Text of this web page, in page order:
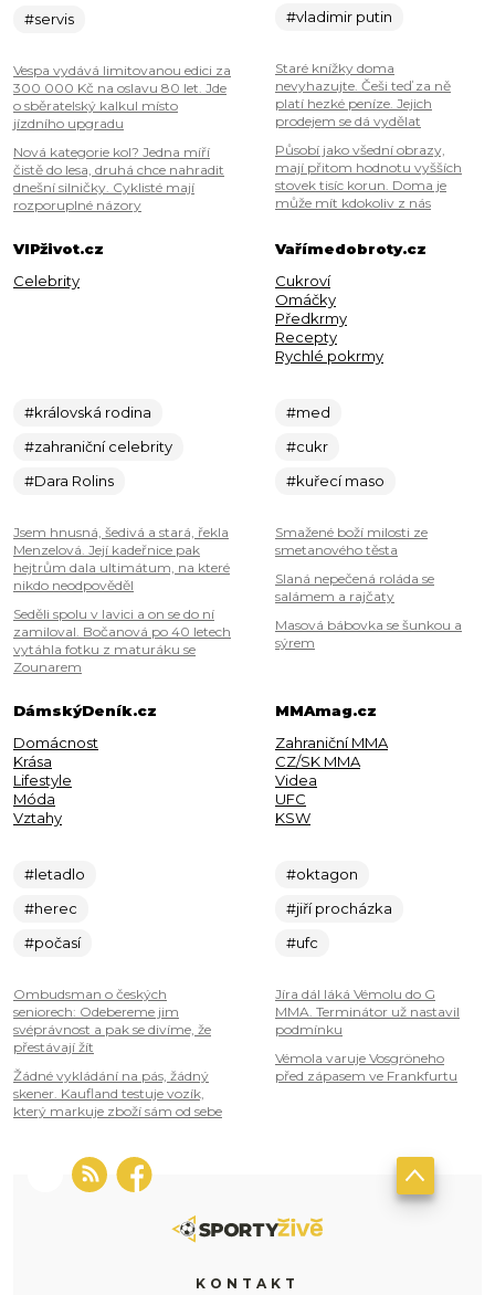
#servis
Vespa vydává limitovanou edici za
300 000 Kč na oslavu 80 let. Jde
o sběratelský kalkul místo
jízdního upgradu
Nová kategorie kol? Jedna míří
čistě do lesa, druhá chce nahradit
dnešní silničky. Cyklisté mají
rozporuplné názory
#vladimir putin
Staré knížky doma
nevyhazujte. Češi teď za ně
platí hezké peníze. Jejich
prodejem se dá vydělat
Působí jako všední obrazy,
mají přitom hodnotu vyšších
stovek tisíc korun. Doma je
může mít kdokoliv z nás
VIPživot.cz
Celebrity
#královská rodina
#zahraniční celebrity
#Dara Rolins
Jsem hnusná, šedivá a stará, řekla
Menzelová. Její kadeřnice pak
hejtrům dala ultimátum, na které
nikdo neodpověděl
Seděli spolu v lavici a on se do ní
zamiloval. Bočanová po 40 letech
vytáhla fotku z maturáku se
Zounarem
Vařímedobroty.cz
Cukroví
Omáčky
Předkrmy
Recepty
Rychlé pokrmy
#med
#cukr
#kuřecí maso
Smažené boží milosti ze
smetanového těsta
Slaná nepečená roláda se
salámem a rajčaty
Masová bábovka se šunkou a
sýrem
DámskýDeník.cz
Domácnost
Krása
Lifestyle
Móda
Vztahy
#letadlo
#herec
#počasí
Ombudsman o českých
seniorech: Odebereme jim
svéprávnost a pak se divíme, že
přestávají žít
Žádné vykládání na pás, žádný
skener. Kaufland testuje vozík,
který markuje zboží sám od sebe
MMAmag.cz
Zahraniční MMA
CZ/SK MMA
Videa
UFC
KSW
#oktagon
#jiří procházka
#ufc
Jíra dál láká Vémolu do G
MMA. Terminátor už nastavil
podmínku
Vémola varuje Vosgröneho
před zápasem ve Frankfurtu
KONTAKT